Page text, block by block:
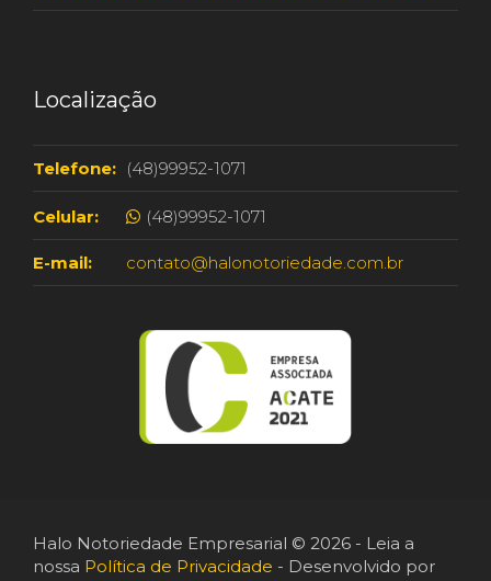
Localização
Telefone: (48)99952-1071
Celular: (48)99952-1071
E-mail: contato@halonotoriedade.com.br
Halo Notoriedade Empresarial © 2026 - Leia a
nossa Política de Privacidade - Desenvolvido por